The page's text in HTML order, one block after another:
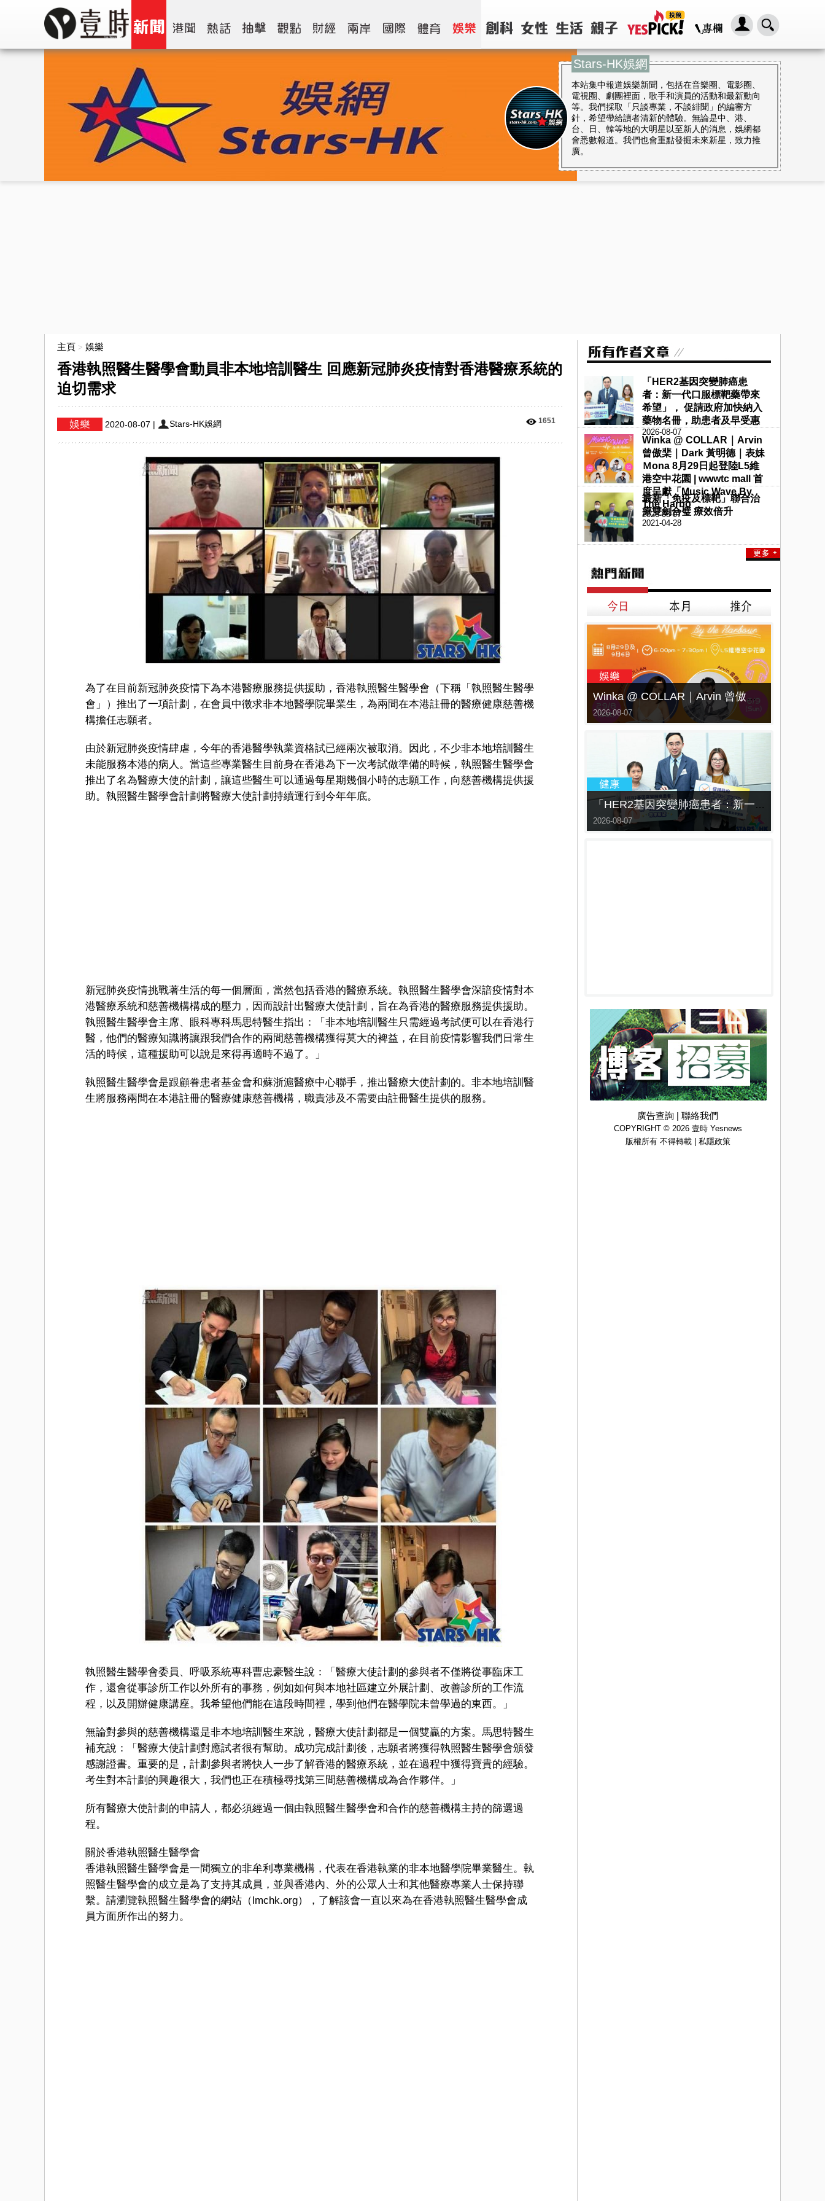
Stars-HK娛網
本站集中報道娛樂新聞，包括在音樂圈、電影圈、
電視圈、劇團裡面，歌手和演員的活動和最新動向
等。我們採取「只談專業，不談緋聞」的編審方
針，希望帶給讀者清新的體驗。無論是中、港、
台、日、韓等地的大明星以至新人的消息，娛網都
會悉數報道。我們也會重點發掘未來新星，致力推
廣。
主頁 > 娛樂
香港執照醫生醫學會動員非本地培訓醫生 回應新冠肺炎疫情對香港醫療系統的
迫切需求
2020-08-07 | Stars-HK娛網 1651
為了在目前新冠肺炎疫情下為本港醫療服務提供援助，香港執照醫生醫學會（下稱「執照醫生醫學
會」）推出了一項計劃，在會員中徵求非本地醫學院畢業生，為兩間在本港註冊的醫療健康慈善機
構擔任志願者。
由於新冠肺炎疫情肆虐，今年的香港醫學執業資格試已經兩次被取消。因此，不少非本地培訓醫生
未能服務本港的病人。當這些專業醫生目前身在香港為下一次考試做準備的時候，執照醫生醫學會
推出了名為醫療大使的計劃，讓這些醫生可以通過每星期幾個小時的志願工作，向慈善機構提供援
助。執照醫生醫學會計劃將醫療大使計劃持續運行到今年年底。
新冠肺炎疫情挑戰著生活的每一個層面，當然包括香港的醫療系統。執照醫生醫學會深諳疫情對本
港醫療系統和慈善機構構成的壓力，因而設計出醫療大使計劃，旨在為香港的醫療服務提供援助。
執照醫生醫學會主席、眼科專科馬思特醫生指出：「非本地培訓醫生只需經過考試便可以在香港行
醫，他們的醫療知識將讓跟我們合作的兩間慈善機構獲得莫大的裨益，在目前疫情影響我們日常生
活的時候，這種援助可以說是來得再適時不過了。」
執照醫生醫學會是跟顧眷患者基金會和蘇浙滬醫療中心聯手，推出醫療大使計劃的。非本地培訓醫
生將服務兩間在本港註冊的醫療健康慈善機構，職責涉及不需要由註冊醫生提供的服務。
執照醫生醫學會委員、呼吸系統專科曹忠豪醫生說：「醫療大使計劃的參與者不僅將從事臨床工
作，還會從事診所工作以外所有的事務，例如如何與本地社區建立外展計劃、改善診所的工作流
程，以及開辦健康講座。我希望他們能在這段時間裡，學到他們在醫學院未曾學過的東西。」
無論對參與的慈善機構還是非本地培訓醫生來說，醫療大使計劃都是一個雙贏的方案。馬思特醫生
補充說：「醫療大使計劃對應試者很有幫助。成功完成計劃後，志願者將獲得執照醫生醫學會頒發
感謝證書。重要的是，計劃參與者將快人一步了解香港的醫療系統，並在過程中獲得寶貴的經驗。
考生對本計劃的興趣很大，我們也正在積極尋找第三間慈善機構成為合作夥伴。」
所有醫療大使計劃的申請人，都必須經過一個由執照醫生醫學會和合作的慈善機構主持的篩選過
程。
關於香港執照醫生醫學會
香港執照醫生醫學會是一間獨立的非牟利專業機構，代表在香港執業的非本地醫學院畢業醫生。執
照醫生醫學會的成立是為了支持其成員，並與香港內、外的公眾人士和其他醫療專業人士保持聯
繫。請瀏覽執照醫生醫學會的網站（lmchk.org），了解該會一直以來為在香港執照醫生醫學會成
員方面所作出的努力。
「HER2基因突變肺癌患
者：新一代口服標靶藥帶來
希望」， 促請政府加快納入
藥物名冊，助患者及早受惠
2026-08-07
Winka @ COLLAR｜Arvin
曾傲棐｜Dark 黃明德｜表妹
Ｍona 8月29日起登陸L5維
港空中花園 | wwwtc mall 首
度呈獻「Music Wave By
The Harbo
2026-08-07
最新「免疫及標靶」聯合治
療雙劍合璧 療效倍升
2021-04-28
Winka @ COLLAR｜Arvin 曾傲棐｜Dark 黃明德｜表妹 Ｍona 8月29日起登陸L5維港空中花園 | wwwtc mall 首度呈獻「Music Wave By The Harbo
2026-08-07
「HER2基因突變肺癌患者：新一代口服標靶藥帶來希望」， 促請政府加快納入藥物名冊，助患者及早受惠
2026-08-07
廣告查詢 | 聯絡我們
COPYRIGHT © 2026 壹時 Yesnews
版權所有 不得轉載 | 私隱政策